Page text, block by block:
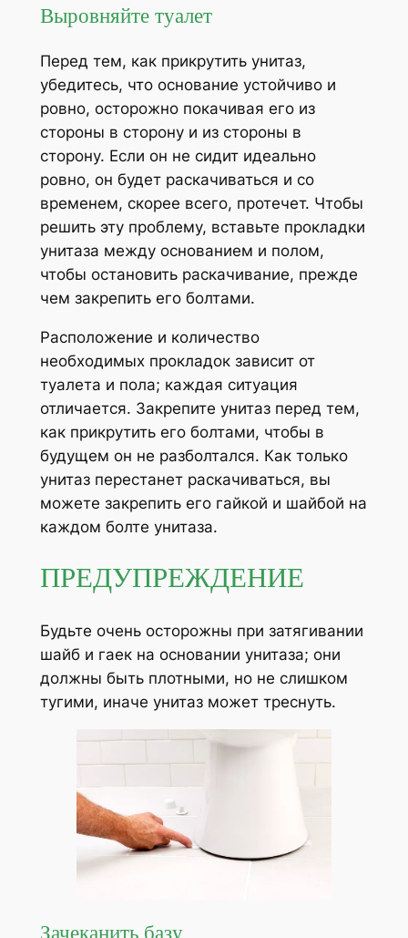
Выровняйте туалет
Перед тем, как прикрутить унитаз,
убедитесь, что основание устойчиво и
ровно, осторожно покачивая его из
стороны в сторону и из стороны в
сторону. Если он не сидит идеально
ровно, он будет раскачиваться и со
временем, скорее всего, протечет. Чтобы
решить эту проблему, вставьте прокладки
унитаза между основанием и полом,
чтобы остановить раскачивание, прежде
чем закрепить его болтами.
Расположение и количество
необходимых прокладок зависит от
туалета и пола; каждая ситуация
отличается. Закрепите унитаз перед тем,
как прикрутить его болтами, чтобы в
будущем он не разболтался. Как только
унитаз перестанет раскачиваться, вы
можете закрепить его гайкой и шайбой на
каждом болте унитаза.
ПРЕДУПРЕЖДЕНИЕ
Будьте очень осторожны при затягивании
шайб и гаек на основании унитаза; они
должны быть плотными, но не слишком
тугими, иначе унитаз может треснуть.